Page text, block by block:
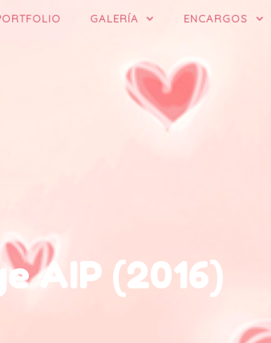
GALERÍA ENCARGOS
AIP (2016)